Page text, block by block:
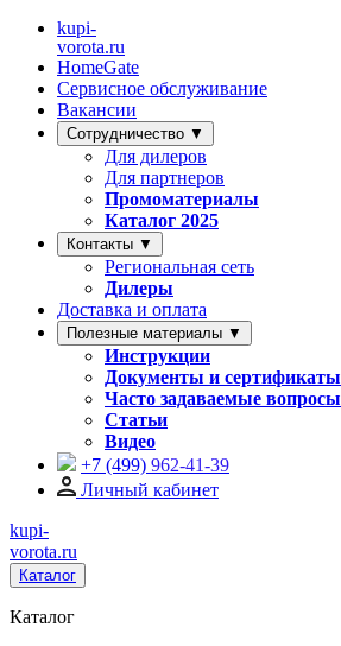
kupi-
vorota.ru
HomeGate
Сервисное обслуживание
Вакансии
Сотрудничество ▼
Для дилеров
Для партнеров
Промоматериалы
Каталог 2025
Контакты ▼
Региональная сеть
Дилеры
Доставка и оплата
Полезные материалы ▼
Инструкции
Документы и сертификаты
Часто задаваемые вопросы
Статьи
Видео
+7 (499) 962-41-39
Личный кабинет
kupi-
vorota.ru
Каталог
Каталог